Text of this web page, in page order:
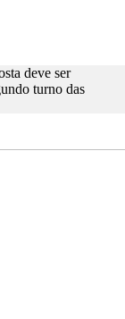
deve ser
turno das